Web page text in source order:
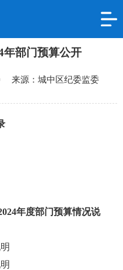
年部门预算公开
来源：城中区纪委监委
4年度部门预算情况说